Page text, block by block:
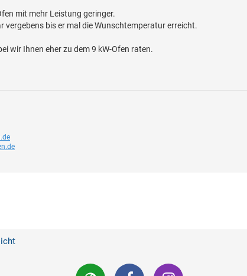
mit mehr Leistung geringer.
vergebens bis er mal die Wunschtemperatur erreicht.
wir Ihnen eher zu dem 9 kW-Ofen raten.